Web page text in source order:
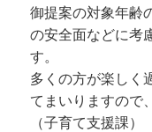
御提案の対象年齢
の安全面などに考
す。
多くの方が楽しく
てまいりますので
（子育て支援課）